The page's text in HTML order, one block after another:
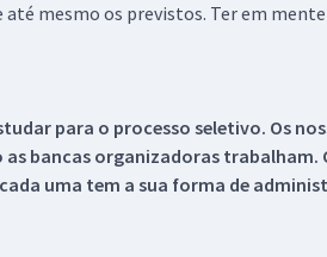
mesmo os previstos. Ter em
para o processo seletivo. Os
bancas organizadoras
uma tem a sua forma de